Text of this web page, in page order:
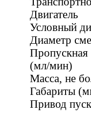
Двигатель
Условный
Диаметр
Пропускная
(мл/мин)
Масса, не
Габариты
Привод